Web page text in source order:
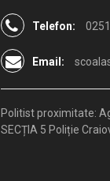
Telefon:
Email:
Politist proximitate:
SECȚIA 5 Poliție